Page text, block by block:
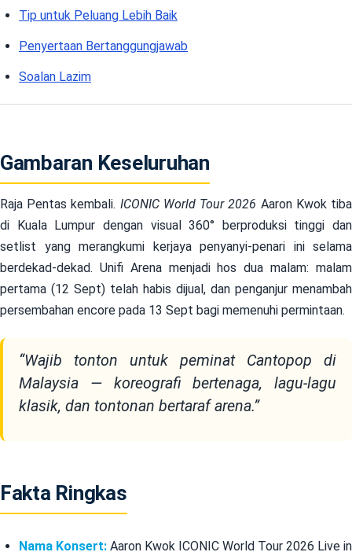
Tip untuk Peluang Lebih Baik
Penyertaan Bertanggungjawab
Soalan Lazim
Gambaran Keseluruhan
Raja Pentas kembali. ICONIC World Tour 2026 Aaron Kwok tiba
di Kuala Lumpur dengan visual 360° berproduksi tinggi dan
setlist yang merangkumi kerjaya penyanyi-penari ini selama
berdekad-dekad. Unifi Arena menjadi hos dua malam: malam
pertama (12 Sept) telah habis dijual, dan penganjur menambah
persembahan encore pada 13 Sept bagi memenuhi permintaan.
“Wajib tonton untuk peminat Cantopop di
Malaysia — koreografi bertenaga, lagu-lagu
klasik, dan tontonan bertaraf arena.”
Fakta Ringkas
Nama Konsert: Aaron Kwok ICONIC World Tour 2026 Live in